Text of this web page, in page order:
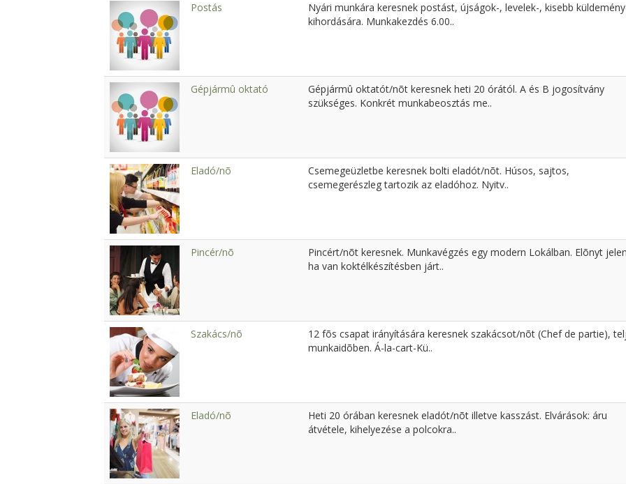
Postás
Nyári munkára keresnek postást, újságok-, levelek-, kisebb
kihordására. Munkakezdés 6.00..
Gépjármû oktató
Gépjármû oktatót/nõt keresnek heti 20 órától. A és B jogosítvány
szükséges. Konkrét munkabeosztás me..
Eladó/nõ
Csemegeüzletbe keresnek bolti eladót/nõt. Húsos, sajtos,
csemegerészleg tartozik az eladóhoz. Nyitv..
Pincér/nõ
Pincért/nõt keresnek. Munkavégzés egy modern Lokálban. Elõnyt
ha van koktélkészítésben járt..
Szakács/nõ
12 fõs csapat irányítására keresnek szakácsot/nõt (Chef de partie),
munkaidõben. Á-la-cart-Kü..
Eladó/nõ
Heti 20 órában keresnek eladót/nõt illetve kasszást. Elvárások: áru
átvétele, kihelyezése a polcokra..